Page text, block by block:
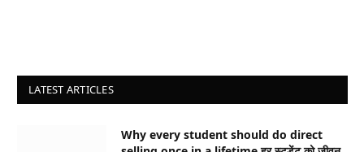
LATEST ARTICLES
Why every student should do direct